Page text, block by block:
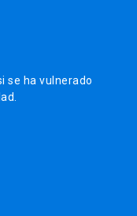
se ha vulnerado